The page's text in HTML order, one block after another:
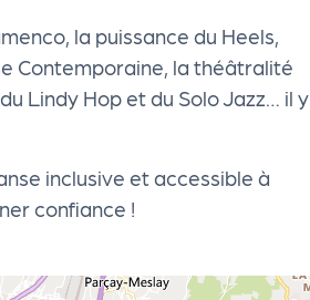
la puissance du Heels,
Contemporaine, la théâtralité
Lindy Hop et du Solo Jazz… il y
inclusive et accessible à
confiance !